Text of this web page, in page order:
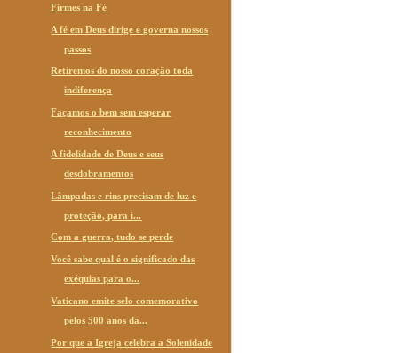
Firmes na Fé
A fé em Deus dirige e governa nossos
passos
Retiremos do nosso coração toda
indiferença
Façamos o bem sem esperar
reconhecimento
A fidelidade de Deus e seus
desdobramentos
Lâmpadas e rins precisam de luz e
proteção, para i...
Com a guerra, tudo se perde
Você sabe qual é o significado das
exéquias para o...
Vaticano emite selo comemorativo
pelos 500 anos da...
Por que a Igreja celebra a Solenidade